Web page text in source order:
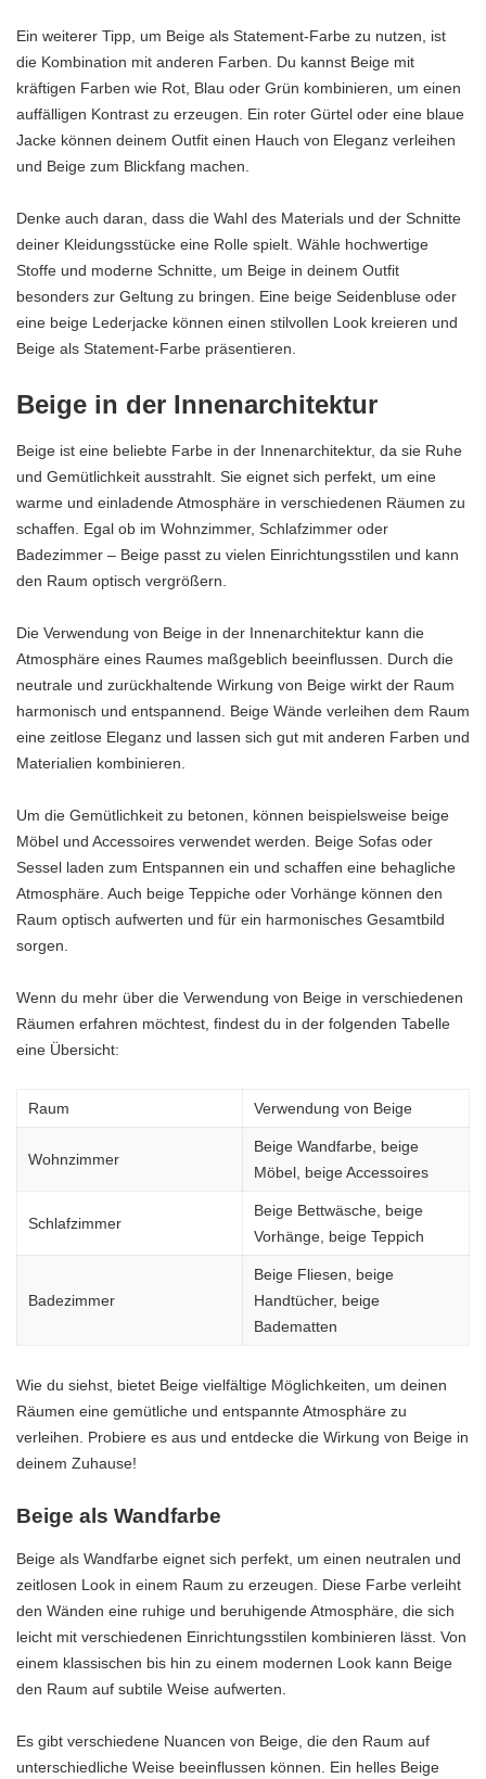
Ein weiterer Tipp, um Beige als Statement-Farbe zu nutzen, ist
die Kombination mit anderen Farben. Du kannst Beige mit
kräftigen Farben wie Rot, Blau oder Grün kombinieren, um einen
auffälligen Kontrast zu erzeugen. Ein roter Gürtel oder eine blaue
Jacke können deinem Outfit einen Hauch von Eleganz verleihen
und Beige zum Blickfang machen.
Denke auch daran, dass die Wahl des Materials und der Schnitte
deiner Kleidungsstücke eine Rolle spielt. Wähle hochwertige
Stoffe und moderne Schnitte, um Beige in deinem Outfit
besonders zur Geltung zu bringen. Eine beige Seidenbluse oder
eine beige Lederjacke können einen stilvollen Look kreieren und
Beige als Statement-Farbe präsentieren.
Beige in der Innenarchitektur
Beige ist eine beliebte Farbe in der Innenarchitektur, da sie Ruhe
und Gemütlichkeit ausstrahlt. Sie eignet sich perfekt, um eine
warme und einladende Atmosphäre in verschiedenen Räumen zu
schaffen. Egal ob im Wohnzimmer, Schlafzimmer oder
Badezimmer – Beige passt zu vielen Einrichtungsstilen und kann
den Raum optisch vergrößern.
Die Verwendung von Beige in der Innenarchitektur kann die
Atmosphäre eines Raumes maßgeblich beeinflussen. Durch die
neutrale und zurückhaltende Wirkung von Beige wirkt der Raum
harmonisch und entspannend. Beige Wände verleihen dem Raum
eine zeitlose Eleganz und lassen sich gut mit anderen Farben und
Materialien kombinieren.
Um die Gemütlichkeit zu betonen, können beispielsweise beige
Möbel und Accessoires verwendet werden. Beige Sofas oder
Sessel laden zum Entspannen ein und schaffen eine behagliche
Atmosphäre. Auch beige Teppiche oder Vorhänge können den
Raum optisch aufwerten und für ein harmonisches Gesamtbild
sorgen.
Wenn du mehr über die Verwendung von Beige in verschiedenen
Räumen erfahren möchtest, findest du in der folgenden Tabelle
eine Übersicht:
Raum Verwendung von Beige
Wohnzimmer
Beige Wandfarbe, beige
Möbel, beige Accessoires
Schlafzimmer
Beige Bettwäsche, beige
Vorhänge, beige Teppich
Badezimmer
Beige Fliesen, beige
Handtücher, beige
Badematten
Wie du siehst, bietet Beige vielfältige Möglichkeiten, um deinen
Räumen eine gemütliche und entspannte Atmosphäre zu
verleihen. Probiere es aus und entdecke die Wirkung von Beige in
deinem Zuhause!
Beige als Wandfarbe
Beige als Wandfarbe eignet sich perfekt, um einen neutralen und
zeitlosen Look in einem Raum zu erzeugen. Diese Farbe verleiht
den Wänden eine ruhige und beruhigende Atmosphäre, die sich
leicht mit verschiedenen Einrichtungsstilen kombinieren lässt. Von
einem klassischen bis hin zu einem modernen Look kann Beige
den Raum auf subtile Weise aufwerten.
Es gibt verschiedene Nuancen von Beige, die den Raum auf
unterschiedliche Weise beeinflussen können. Ein helles Beige